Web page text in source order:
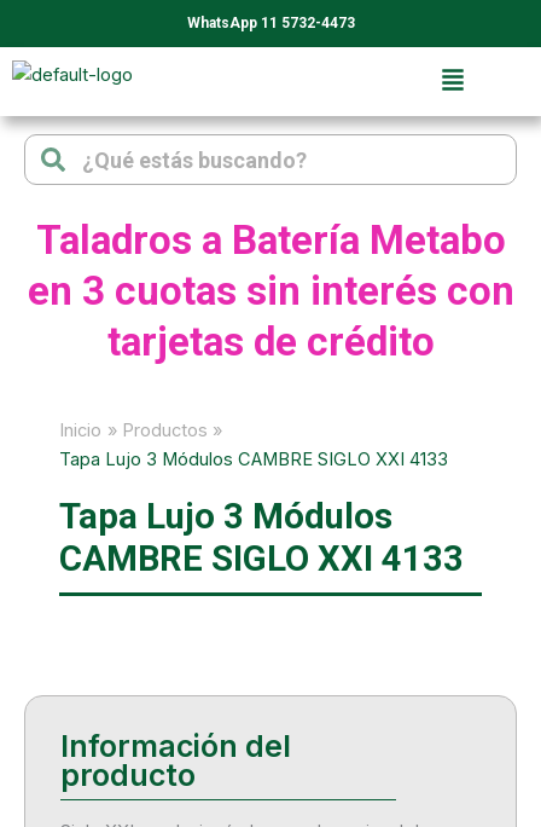
al
contenido
WhatsApp 11 5732-4473
Search Search
Taladros a Batería Metabo
en 3 cuotas sin interés con
tarjetas de crédito
Inicio
Productos
Tapa Lujo 3 Módulos CAMBRE SIGLO XXI 4133
Tapa Lujo 3 Módulos
CAMBRE SIGLO XXI 4133